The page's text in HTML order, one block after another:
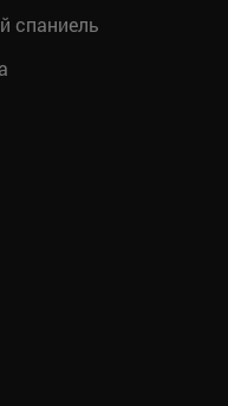
спаниель